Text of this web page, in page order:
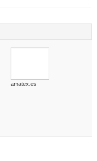
amatex.es